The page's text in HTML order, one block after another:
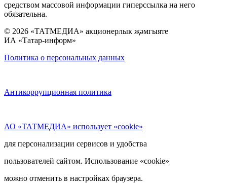
средством массовой информации гиперссылка на него
обязательна.
© 2026 «ТАТМЕДИА» акционерлык җәмгыяте
ИА «Татар-информ»
Политика о персональных данных
Антикоррупционная политика
АО «ТАТМЕДИА» использует «cookie»
для персонализации сервисов и удобства
пользователей сайтом. Использование «cookie»
можно отменить в настройках браузера.